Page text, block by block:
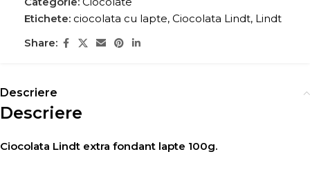
Etichete: ciocolata cu lapte, Ciocolata Lindt, Lindt
Share:
Descriere
Descriere
Ciocolata Lindt extra fondant lapte 100g.